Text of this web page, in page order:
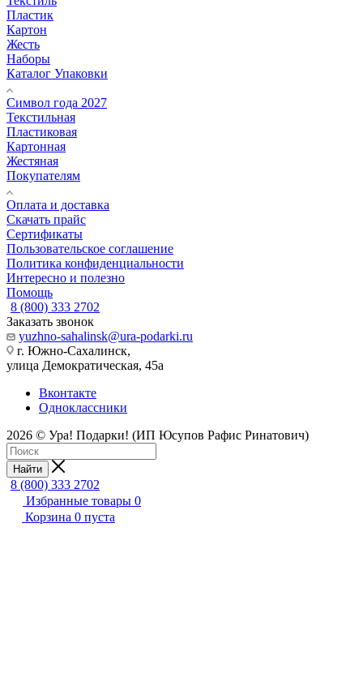
Пластик
Картон
Жесть
Наборы
Каталог Упаковки
Символ года 2027
Текстильная
Пластиковая
Картонная
Жестяная
Покупателям
Оплата и доставка
Скачать прайс
Сертификаты
Пользовательское соглашение
Политика конфиденциальности
Интересно и полезно
Помощь
8 (800) 333 2702
Заказать звонок
yuzhno-sahalinsk@ura-podarki.ru
г. Южно-Сахалинск,
улица Демократическая, 45а
Вконтакте
Одноклассники
2026 © Ура! Подарки! (ИП Юсупов Рафис Ринатович)
Найти
8 (800) 333 2702
Избранные товары 0
Корзина 0 пуста